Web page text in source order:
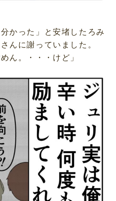
かった」と安堵したろみ
んに謝っていました。
ん。・・・けど」